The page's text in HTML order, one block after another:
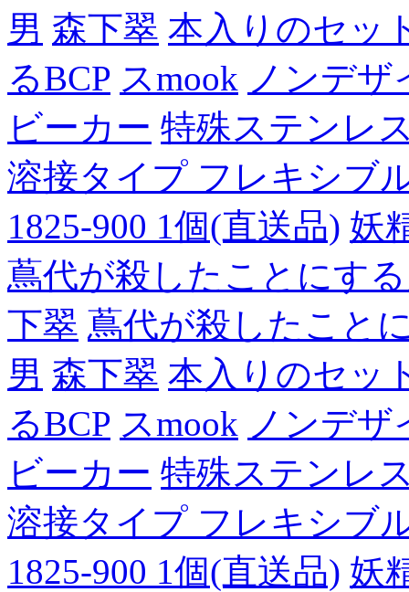
男 森下翠 本入りのセッ
るBCP スmook ノンデザ
ビーカー 特殊ステンレ
溶接タイプ フレキシブ
1825-900 1個(直送品) 妖
蔦代が殺したことにす
下翠 蔦代が殺したこと
男 森下翠 本入りのセッ
るBCP スmook ノンデザ
ビーカー 特殊ステンレ
溶接タイプ フレキシブ
1825-900 1個(直送品) 妖